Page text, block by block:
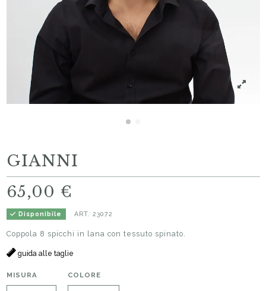
GIANNI
65,00 €
Disponibile ART. 23072
Coppola 8 spicchi in lana con tessuto spinato.
guida alle taglie
MISURA COLORE